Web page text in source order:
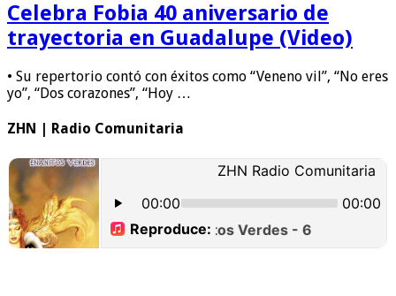
Celebra Fobia 40 aniversario de
trayectoria en Guadalupe (Video)
• Su repertorio contó con éxitos como “Veneno vil”, “No eres
yo”, “Dos corazones”, “Hoy …
ZHN | Radio Comunitaria